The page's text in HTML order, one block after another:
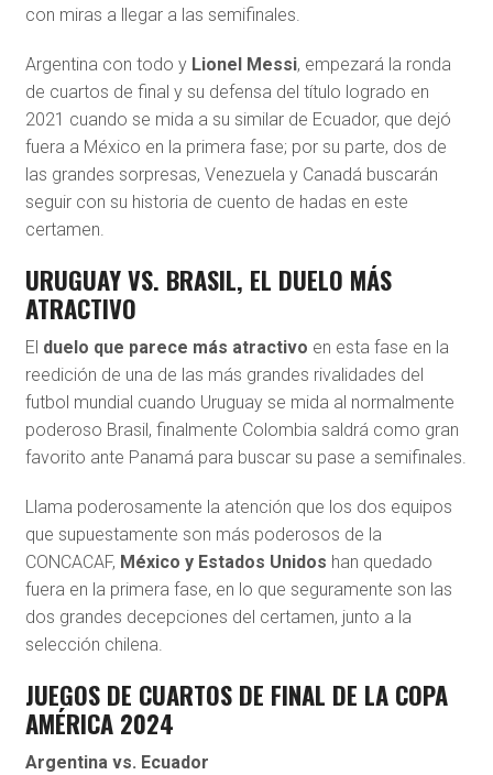
con miras a llegar a las semifinales.
Argentina con todo y Lionel Messi, empezará la ronda
de cuartos de final y su defensa del título logrado en
2021 cuando se mida a su similar de Ecuador, que dejó
fuera a México en la primera fase; por su parte, dos de
las grandes sorpresas, Venezuela y Canadá buscarán
seguir con su historia de cuento de hadas en este
certamen.
URUGUAY VS. BRASIL, EL DUELO MÁS
ATRACTIVO
El duelo que parece más atractivo en esta fase en la
reedición de una de las más grandes rivalidades del
futbol mundial cuando Uruguay se mida al normalmente
poderoso Brasil, finalmente Colombia saldrá como gran
favorito ante Panamá para buscar su pase a semifinales.
Llama poderosamente la atención que los dos equipos
que supuestamente son más poderosos de la
CONCACAF, México y Estados Unidos han quedado
fuera en la primera fase, en lo que seguramente son las
dos grandes decepciones del certamen, junto a la
selección chilena.
JUEGOS DE CUARTOS DE FINAL DE LA COPA
AMÉRICA 2024
Argentina vs. Ecuador